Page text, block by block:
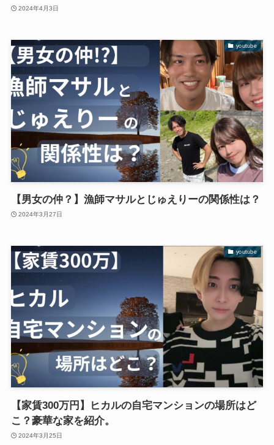
2024年4月3日
youtube
【男女の仲？】漁師マサルとじゅえりーの関係性は？
2024年3月27日
youtube
【家賃300万円】ヒカルの自宅マンションの場所はど
こ？豪華な家を紹介。
2024年3月25日